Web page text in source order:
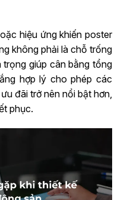
hiệu ứng khiến poster
không phải là chỗ trống
giúp cân bằng tổng
hợp lý cho phép các
đãi trở nên nổi bật hơn,
phục.